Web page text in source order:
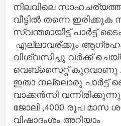
നിലവിലെ
വീട്ടിൽ തന്നെ
സ്വന്തമായിട്ട് പാർട്ട്
എല്ലാവര്ക്കും
വിശ്വസിച്ചു വർക്ക്
വെബ്സൈറ്റ് കുറവാണു
ഇതാ നല്ലൊരു പാർട്ട്
വാക്കൻസി
ജോലി ,4000 രൂപ മാസ
വിഷാദംശം അറിയാം